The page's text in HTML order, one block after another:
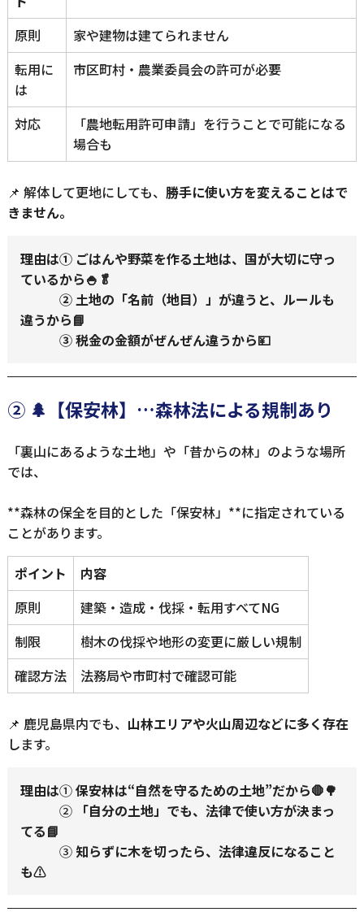
原則
家や建物は建てられません
転用に
は
市区町村・農業委員会の許可が必要
対応
「農地転用許可申請」を行うことで可能になる
場合も
📌 解体して更地にしても、 勝手に使い方を変えることはで
きません。
理由は① ごはんや野菜を作る土地は、国が大切に守っ
ているから🍚🥬
② 土地の「名前（地目）」が違うと、ルールも
違うから📘
③ 税金の金額がぜんぜん違うから💴
② 🌲【保安林】…森林法による規制あり
「裏山にあるような土地」や「昔からの林」のような場所
では、
**森林の保全を目的とした「保安林」**に指定されている
ことがあります。
ポイント
内容
原則
建築・造成・伐採・転用すべてNG
制限
樹木の伐採や地形の変更に厳しい規制
確認方法
法務局や市町村で確認可能
📌 鹿児島県内でも、 山林エリアや火山周辺などに多く存在
します。
理由は①保安林は“自然を守るための土地”だから🛑🌳
② 「自分の土地」でも、法律で使い方が決まっ
てる📘
③ 知らずに木を切ったら、法律違反になること
も⚠️